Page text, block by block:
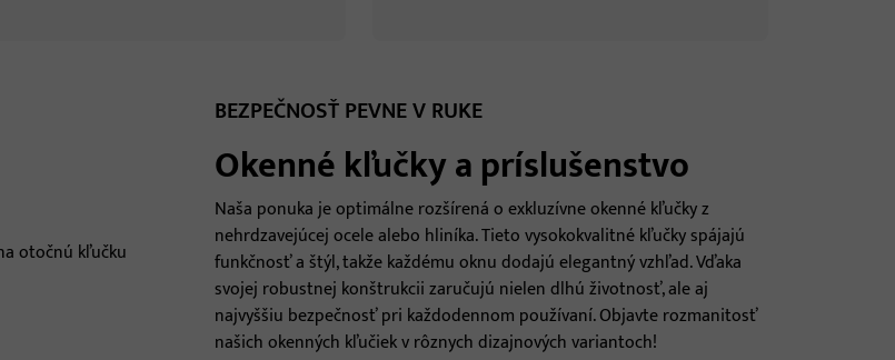
BEZPEČNOSŤ PEVNE V RUKE
Okenné kľučky a príslušenstvo
Naša ponuka je optimálne rozšírená o exkluzívne okenné kľučky z
nehrdzavejúcej ocele alebo hliníka. Tieto vysokokvalitné kľučky spájajú
funkčnosť a štýl, takže každému oknu dodajú elegantný vzhľad. Vďaka
svojej robustnej konštrukcii zaručujú nielen dlhú životnosť, ale aj
najvyššiu bezpečnosť pri každodennom používaní. Objavte rozmanitosť
našich okenných kľučiek v rôznych dizajnových variantoch!